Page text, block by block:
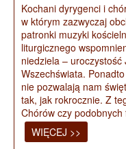
Kochani dyrygenci i
w którym zazwyczaj
patronki muzyki
liturgicznego
niedziela –
Wszechświata.
nie pozwalają nam
tak, jak rokrocznie. Z
Chórów czy podobnych
WIĘCEJ >>